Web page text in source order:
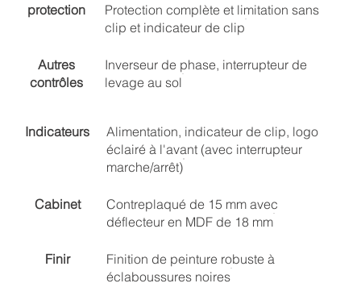
protection
Protection complète et limitation sans
clip et indicateur de clip
Autres
contrôles
Inverseur de phase, interrupteur de
levage au sol
Indicateurs
Alimentation, indicateur de clip, logo
éclairé à l'avant (avec interrupteur
marche/arrêt)
Cabinet
Contreplaqué de 15 mm avec
déflecteur en MDF de 18 mm
Finir
Finition de peinture robuste à
éclaboussures noires